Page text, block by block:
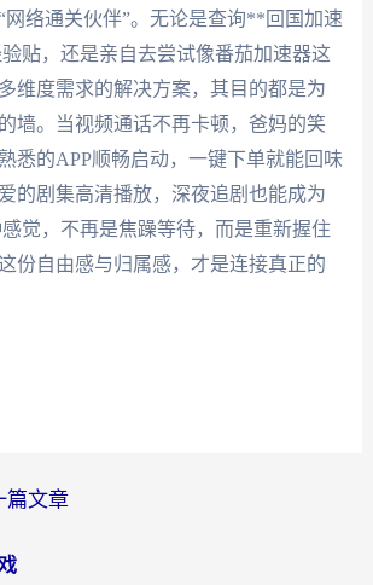
网络通关伙伴”。无论是查询**回国加速
贴，还是亲自去尝试像番茄加速器这
维度需求的解决方案，其目的都是为
墙。当视频通话不再卡顿，爸妈的笑
悉的APP顺畅启动，一键下单就能回味
的剧集高清播放，深夜追剧也能成为
觉，不再是焦躁等待，而是重新握住
份自由感与归属感，才是连接真正的
篇文章